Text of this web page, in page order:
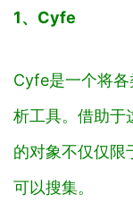
1、Cyfe
Cyfe是一个将
析工具。借助于
的对象不仅仅限
可以搜集。